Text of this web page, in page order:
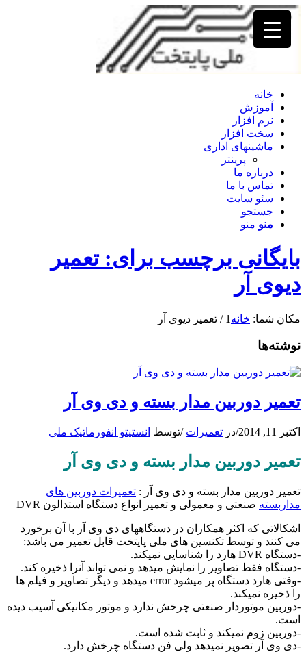
خانه
آموزش
نرم افزار
سخت افزار
ماشینهای اداری
پرینتر
درباره ما
تماس با ما
سئو سایت
جستجو
منو منو
بایگانی برچسب برای: تعمیر
دیوی آر
مکان شما: خانه 1
/ تعمیر دیوی آر
نوشته‌ها
تعمیر دوربین مدار بسته و دی وی آر
اکتبر 11, 2014 /در تعمیرات /توسط انستیتو انفورماتیک ملی
تعمیر دوربین مدار بسته و دی وی آر
تعمیر دوربین مدار بسته و دی وی آر : تعمیرات دوربین های
مداربسته صنعتی و معمولی و تعمیر انواع دستگاه استدالون DVR
اشکالاتی که اکثر همکاران در دستگاههای دی وی آر با آن برخورد
می کنند و توسط تکنسین های ملی پایتخت قابل تعمیر می باشد:
-دستگاه DVR هارد را شناسایی نمیکند.
-دستگاه فقط تصاویر را نمایش میدهد و نمی تواند آنرا ذخیره کند.
-وقتی هارد دستگاه پر میشود error میدهد و دیگر تصاویر و فیلم ها
را ذخیره نمیکند.
-دوربین موتوردار صنعتی چرخش ندارد و موتور مکانیکی آسیب دیده
است.
-دوربین زوم نمیکند و ثابت شده است.
-دی وی آر تصویر نمیدهد ولی فن دستگاه چرخش دارد.